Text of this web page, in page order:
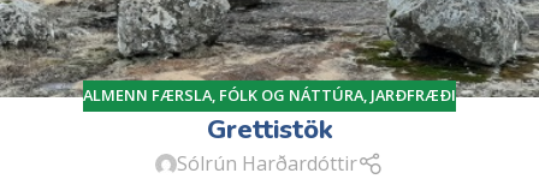
ALMENN FÆRSLA, FÓLK OG NÁTTÚRA, JARÐFRÆÐI
Grettistök
Sólrún Harðardóttir